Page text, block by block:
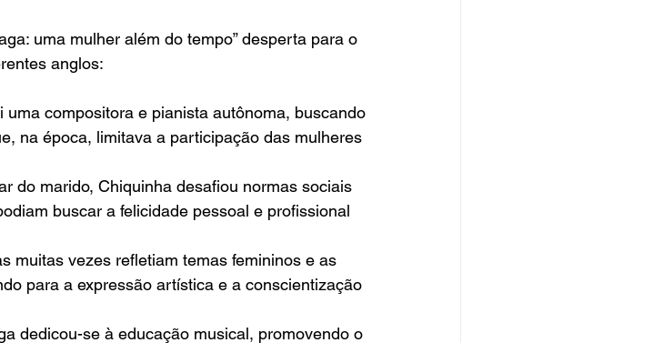
uma mulher além do tempo” desperta para o
anglos:
compositora e pianista autônoma, buscando
na época, limitava a participação das mulheres
do marido, Chiquinha desafiou normas sociais
buscar a felicidade pessoal e profissional
muitas vezes refletiam temas femininos e as
para a expressão artística e a conscientização
dedicou-se à educação musical, promovendo o